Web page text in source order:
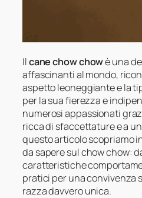
Ilcane chow chowè una
affascinanti al mondo,
aspetto leoneggiante e la
per la sua fierezza e
numerosi appassionati
ricca di sfaccettature e a
questo articolo scopriamo
da sapere sul chow chow:
caratteristiche
pratici per una convivenza
razza davvero unica.